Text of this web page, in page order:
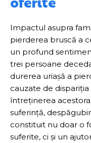
Impactul asupra
pierderea bruscă a
un profund
trei persoane
durerea uriașă a
cauzate de
întreținerea
suferință,
constituit nu doar o
suferite, ci și un